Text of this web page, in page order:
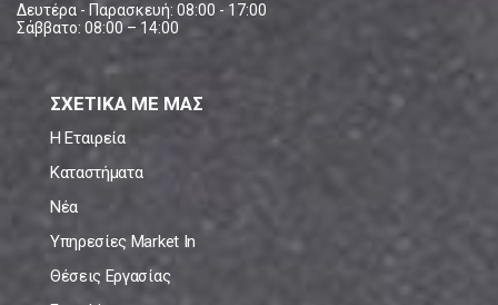
Δευτέρα - Παρασκευή: 08:00 - 17:00
Σάββατο: 08:00 – 14:00
ΣΧΕΤΙΚΑ ΜΕ ΜΑΣ
Η Εταιρεία
Καταστήματα
Νέα
Υπηρεσίες Market In
Θέσεις Εργασίας